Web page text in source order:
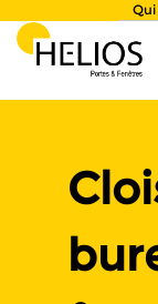
to
content